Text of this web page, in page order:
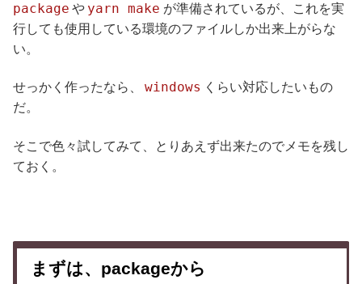
package や yarn make が準備されているが、これを実
行しても使用している環境のファイルしか出来上がらな
い。
せっかく作ったなら、 windows くらい対応したいもの
だ。
そこで色々試してみて、とりあえず出来たのでメモを残し
ておく。
まずは、packageから